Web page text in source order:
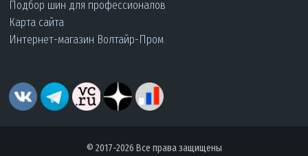
Подбор шин для профессионалов
Карта сайта
Интернет-магазин Волтайр-Пром
© 2017-2026 Все права защищены